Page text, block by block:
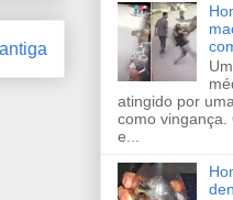
atingido por
como
e...